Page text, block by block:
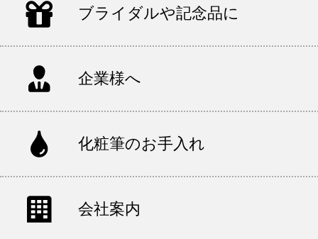
ブライダルや記念品に
企業様へ
化粧筆のお手入れ
会社案内